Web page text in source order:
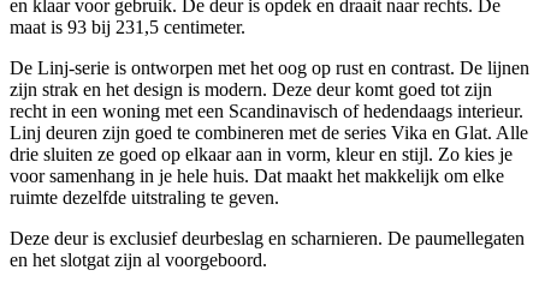
en klaar voor gebruik. De deur is opdek en draait naar rechts. De
maat is 93 bij 231,5 centimeter.
De Linj-serie is ontworpen met het oog op rust en contrast. De lijnen
zijn strak en het design is modern. Deze deur komt goed tot zijn
recht in een woning met een Scandinavisch of hedendaags interieur.
Linj deuren zijn goed te combineren met de series Vika en Glat. Alle
drie sluiten ze goed op elkaar aan in vorm, kleur en stijl. Zo kies je
voor samenhang in je hele huis. Dat maakt het makkelijk om elke
ruimte dezelfde uitstraling te geven.
Deze deur is exclusief deurbeslag en scharnieren. De paumellegaten
en het slotgat zijn al voorgeboord.